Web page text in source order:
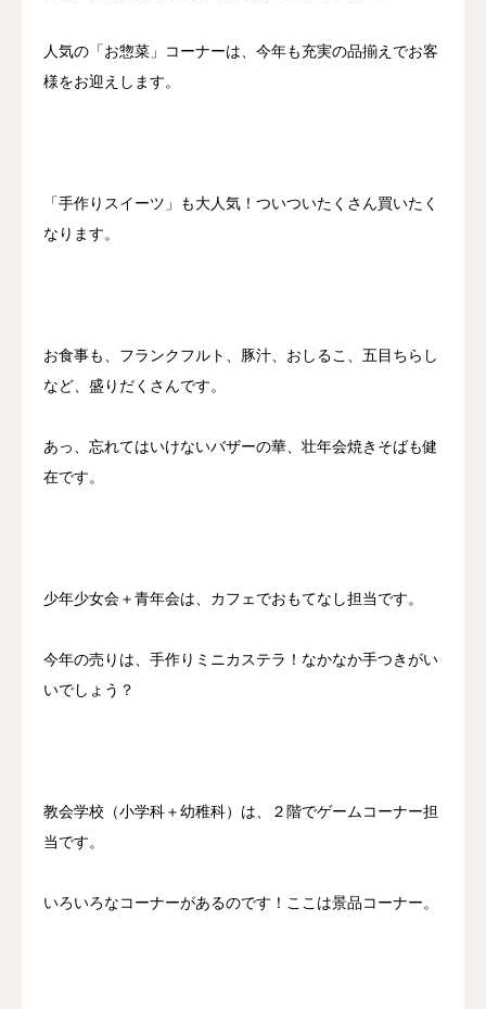
人気の「お惣菜」コーナーは、今年も充実の品揃えでお客
様をお迎えします。
「手作りスイーツ」も大人気！ついついたくさん買いたく
なります。
お食事も、フランクフルト、豚汁、おしるこ、五目ちらし
など、盛りだくさんです。
あっ、忘れてはいけないバザーの華、壮年会焼きそばも健
在です。
少年少女会＋青年会は、カフェでおもてなし担当です。
今年の売りは、手作りミニカステラ！なかなか手つきがい
いでしょう？
教会学校（小学科＋幼稚科）は、２階でゲームコーナー担
当です。
いろいろなコーナーがあるのです！ここは景品コーナー。